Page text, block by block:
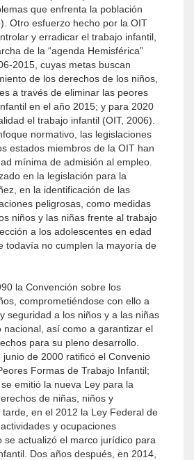
que enfrenta la población
Otro esfuerzo hecho por la OIT
y erradicar el trabajo infantil,
de la “agenda Hemisférica”
2015, cuyas metas buscan
de los derechos de los niños,
a través de eliminar las peores
en el año 2015; y para 2020
el trabajo infantil (OIT, 2006).
normativo, las legislaciones
estados miembros de la OIT han
mínima de admisión al empleo.
en la legislación para la
en la identificación de las
peligrosas, como medidas
niños y las niñas frente al trabajo
a los adolescentes en edad
todavía no cumplen la mayoría de
la Convención sobre los
comprometiéndose con ello a
seguridad a los niños y a las niñas
nacional, así como a garantizar el
para su pleno desarrollo.
junio de 2000 ratificó el Convenio
Formas de Trabajo Infantil;
emitió la nueva Ley para la
de niñas, niños y
en el 2012 la Ley Federal de
y ocupaciones
se actualizó el marco jurídico para
Dos años después, en 2014,